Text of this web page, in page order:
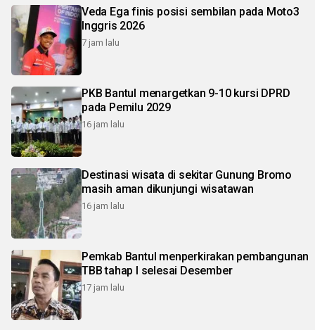
Veda Ega finis posisi sembilan pada Moto3
Inggris 2026
7 jam lalu
PKB Bantul menargetkan 9-10 kursi DPRD
pada Pemilu 2029
16 jam lalu
Destinasi wisata di sekitar Gunung Bromo
masih aman dikunjungi wisatawan
16 jam lalu
Pemkab Bantul menperkirakan pembangunan
TBB tahap I selesai Desember
17 jam lalu